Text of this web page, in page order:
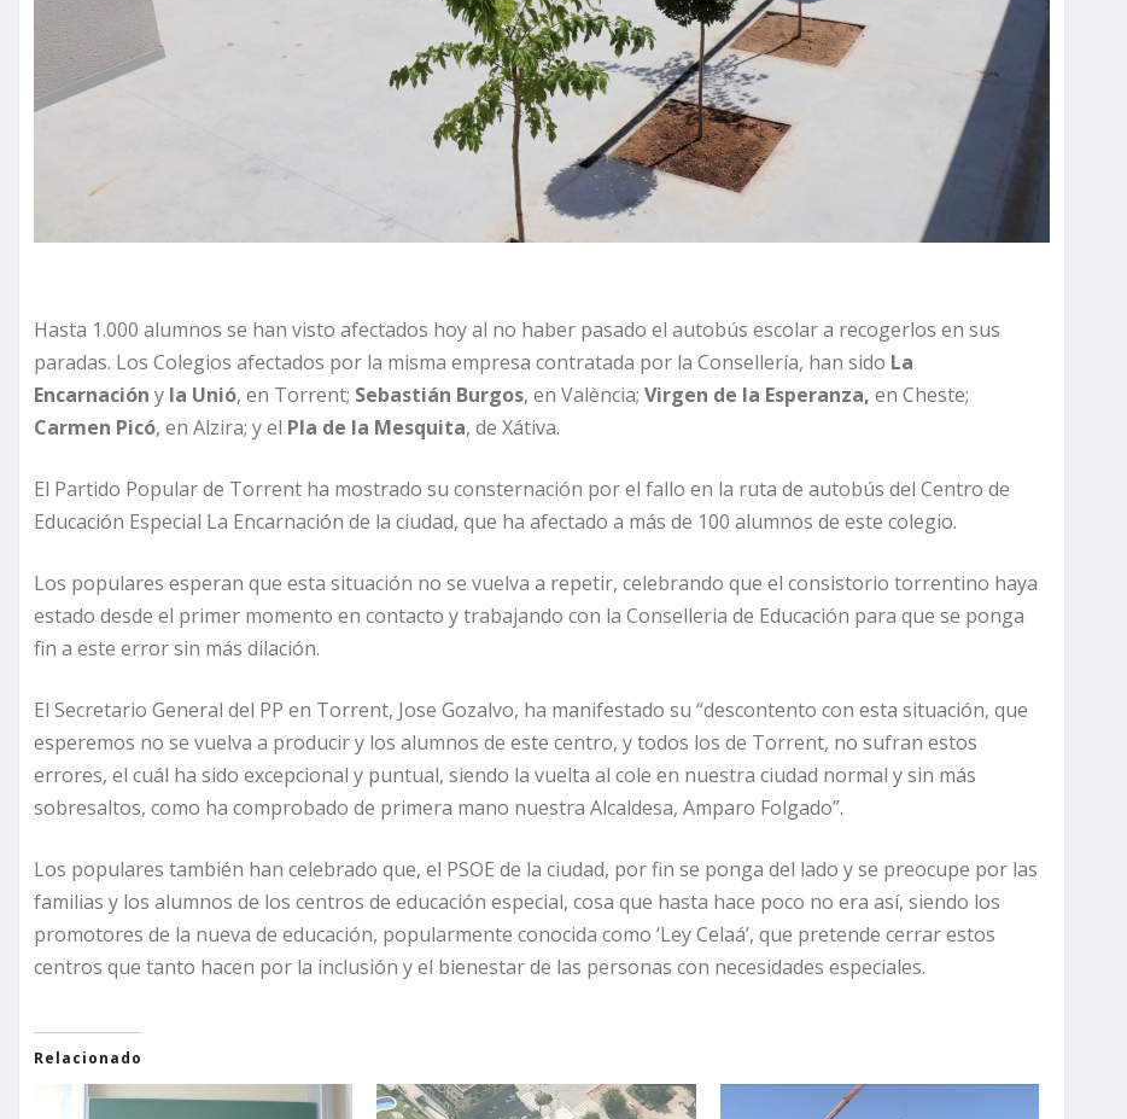
Hasta 1.000 alumnos se han visto afectados hoy al no haber pasado el autobús escolar a recogerlos en sus
paradas. Los Colegios afectados por la misma empresa contratada por la Consellería, han sido La
Encarnación y la Unió, en Torrent; Sebastián Burgos, en València; Virgen de la Esperanza, en Cheste;
Carmen Picó, en Alzira; y el Pla de la Mesquita, de Xátiva.
El Partido Popular de Torrent ha mostrado su consternación por el fallo en la ruta de autobús del Centro de
Educación Especial La Encarnación de la ciudad, que ha afectado a más de 100 alumnos de este colegio.
Los populares esperan que esta situación no se vuelva a repetir, celebrando que el consistorio torrentino haya
estado desde el primer momento en contacto y trabajando con la Conselleria de Educación para que se ponga
fin a este error sin más dilación.
El Secretario General del PP en Torrent, Jose Gozalvo, ha manifestado su “descontento con esta situación, que
esperemos no se vuelva a producir y los alumnos de este centro, y todos los de Torrent, no sufran estos
errores, el cuál ha sido excepcional y puntual, siendo la vuelta al cole en nuestra ciudad normal y sin más
sobresaltos, como ha comprobado de primera mano nuestra Alcaldesa, Amparo Folgado”.
Los populares también han celebrado que, el PSOE de la ciudad, por fin se ponga del lado y se preocupe por las
familias y los alumnos de los centros de educación especial, cosa que hasta hace poco no era así, siendo los
promotores de la nueva de educación, popularmente conocida como ‘Ley Celaá’, que pretende cerrar estos
centros que tanto hacen por la inclusión y el bienestar de las personas con necesidades especiales.
Relacionado